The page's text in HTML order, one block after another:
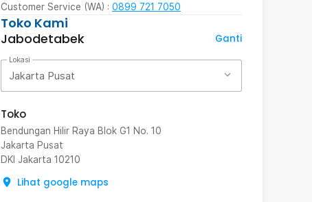
Customer Service (WA) : 0899 721 7050
Toko Kami
Jabodetabek
Ganti
Lokasi
Jakarta Pusat
Toko
Bendungan Hilir Raya Blok G1 No. 10
Jakarta Pusat
DKI Jakarta 10210
Lihat google maps